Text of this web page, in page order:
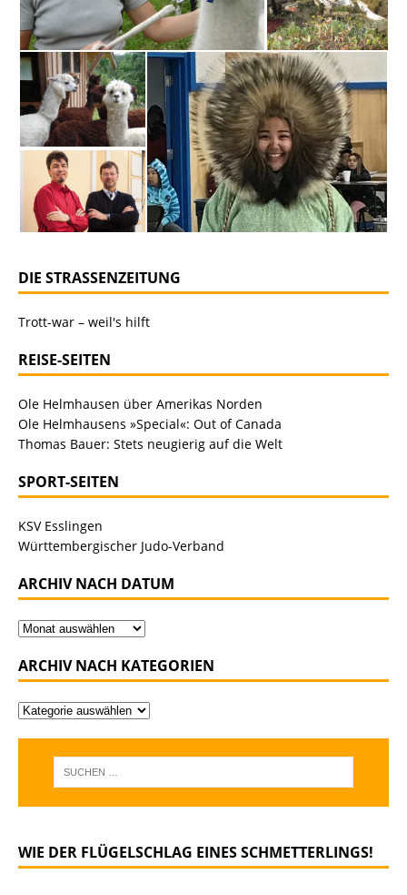
DIE STRASSENZEITUNG
Trott-war – weil's hilft
REISE-SEITEN
Ole Helmhausen über Amerikas Norden
Ole Helmhausens »Special«: Out of Canada
Thomas Bauer: Stets neugierig auf die Welt
SPORT-SEITEN
KSV Esslingen
Württembergischer Judo-Verband
ARCHIV NACH DATUM
ARCHIV NACH KATEGORIEN
WIE DER FLÜGELSCHLAG EINES SCHMETTERLINGS!